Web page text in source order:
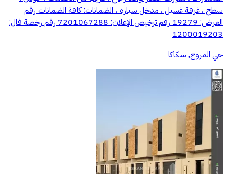
سطح ، غرفة غسيل ، مدخل سيارة ، الضمانات: كافة الضمانات رقم
العرض: 19279 رقم ترخيص الإعلان: 7201067288 رقم رخصة فال:
1200019203
حي المروج, سكاكا